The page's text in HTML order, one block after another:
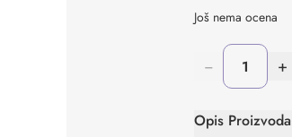
Još nema ocena
− +
Opis Proizvoda